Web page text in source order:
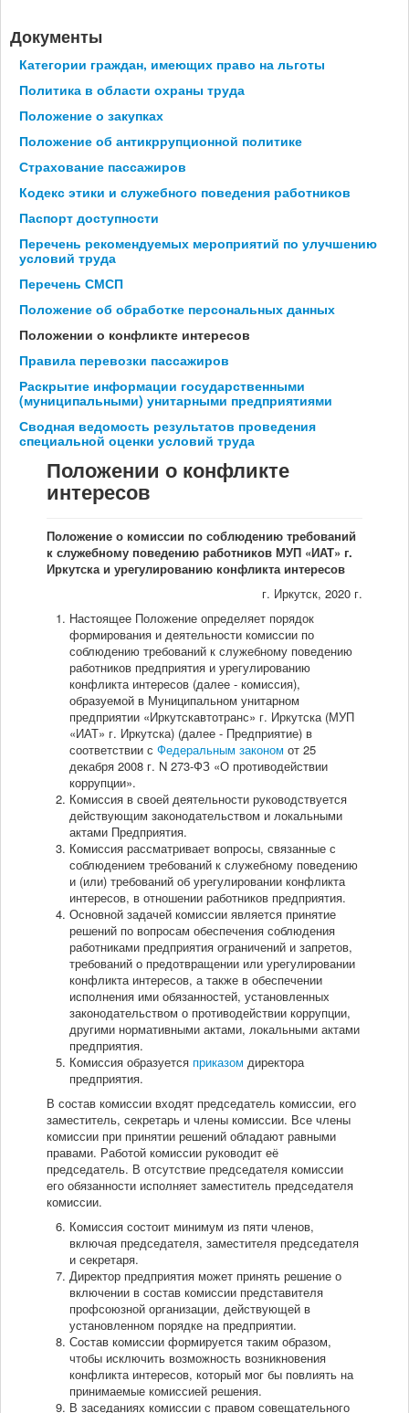
Документы
Документы
Категории граждан, имеющих право на льготы
Политика в области охраны труда
Положение о закупках
Положение об антикррупционной политике
Страхование пассажиров
Кодекс этики и служебного поведения работников
Паспорт доступности
Перечень рекомендуемых мероприятий по улучшению
условий труда
Перечень СМСП
Положение об обработке персональных данных
Положении о конфликте интересов
Правила перевозки пассажиров
Раскрытие информации государственными
(муниципальными) унитарными предприятиями
Сводная ведомость результатов проведения
специальной оценки условий труда
Положении о конфликте
интересов
Положение о комиссии по соблюдению требований
к служебному поведению работников МУП «ИАТ» г.
Иркутска и урегулированию конфликта интересов
г. Иркутск, 2020 г.
Настоящее Положение определяет порядок
формирования и деятельности комиссии по
соблюдению требований к служебному поведению
работников предприятия и урегулированию
конфликта интересов (далее - комиссия),
образуемой в Муниципальном унитарном
предприятии «Иркутскавтотранс» г. Иркутска (МУП
«ИАТ» г. Иркутска) (далее - Предприятие) в
соответствии с Федеральным законом от 25
декабря 2008 г. N 273-ФЗ «О противодействии
коррупции».
Комиссия в своей деятельности руководствуется
действующим законодательством и локальными
актами Предприятия.
Комиссия рассматривает вопросы, связанные с
соблюдением требований к служебному поведению
и (или) требований об урегулировании конфликта
интересов, в отношении работников предприятия.
Основной задачей комиссии является принятие
решений по вопросам обеспечения соблюдения
работниками предприятия ограничений и запретов,
требований о предотвращении или урегулировании
конфликта интересов, а также в обеспечении
исполнения ими обязанностей, установленных
законодательством о противодействии коррупции,
другими нормативными актами, локальными актами
предприятия.
Комиссия образуется приказом директора
предприятия.
В состав комиссии входят председатель комиссии, его
заместитель, секретарь и члены комиссии. Все члены
комиссии при принятии решений обладают равными
правами. Работой комиссии руководит её
председатель. В отсутствие председателя комиссии
его обязанности исполняет заместитель председателя
комиссии.
Комиссия состоит минимум из пяти членов,
включая председателя, заместителя председателя
и секретаря.
Директор предприятия может принять решение о
включении в состав комиссии представителя
профсоюзной организации, действующей в
установленном порядке на предприятии.
Состав комиссии формируется таким образом,
чтобы исключить возможность возникновения
конфликта интересов, который мог бы повлиять на
принимаемые комиссией решения.
В заседаниях комиссии с правом совещательного